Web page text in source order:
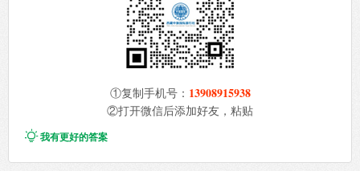
①复制手机号： 13908915938
②打开微信后添加好友，粘贴
我有更好的答案